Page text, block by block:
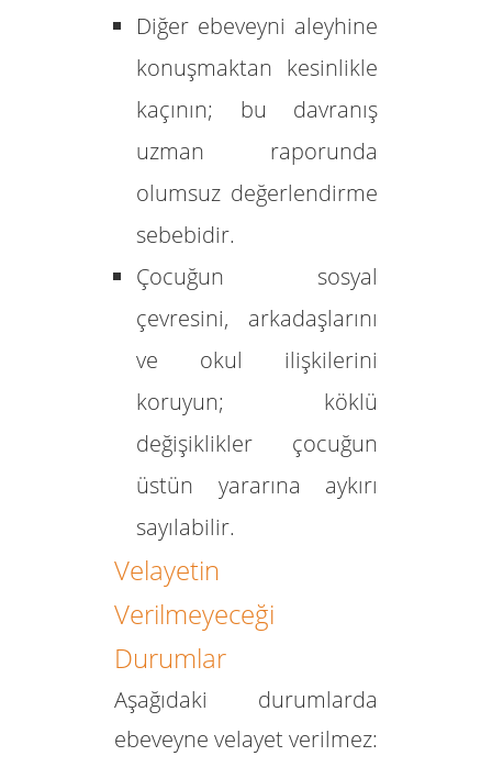
Diğer ebeveyni aleyhine
konuşmaktan kesinlikle
kaçının; bu davranış
uzman raporunda
olumsuz değerlendirme
sebebidir.
Çocuğun sosyal
çevresini, arkadaşlarını
ve okul ilişkilerini
koruyun; köklü
değişiklikler çocuğun
üstün yararına aykırı
sayılabilir.
Velayetin
Verilmeyeceği
Durumlar
Aşağıdaki durumlarda
ebeveyne velayet verilmez: